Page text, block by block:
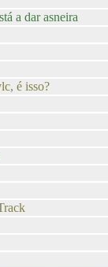
a dar asneira
é isso?